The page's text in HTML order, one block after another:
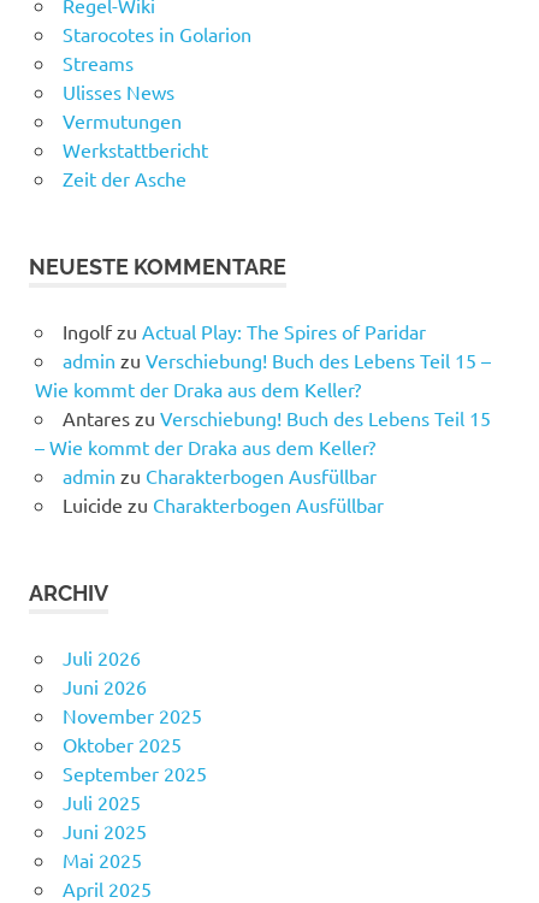
Starocotes in Golarion
Streams
Ulisses News
Vermutungen
Werkstattbericht
Zeit der Asche
NEUESTE KOMMENTARE
Ingolfzu Actual Play: The Spires of Paridar
admin zu Verschiebung! Buch des Lebens Teil 15 –
Wie kommt der Draka aus dem Keller?
Antareszu Verschiebung! Buch des Lebens Teil 15
– Wie kommt der Draka aus dem Keller?
admin zu Charakterbogen Ausfüllbar
Luicide zu Charakterbogen Ausfüllbar
ARCHIV
Juli 2026
Juni 2026
November 2025
Oktober 2025
September 2025
Juli 2025
Juni 2025
Mai 2025
April 2025